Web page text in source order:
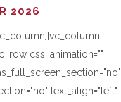
2026
css_animation=""
text_align="left"